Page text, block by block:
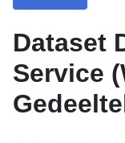
Dataset
Service